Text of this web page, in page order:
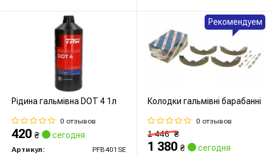
Рідина гальмівна DOT 4 1л
0 отзывов
420 ₴ сегодня
Артикул:
PFB401SE
Колодки гальмівні барабанні
0 отзывов
1 446₴
1 380 ₴ сегодня
Рекомендуем